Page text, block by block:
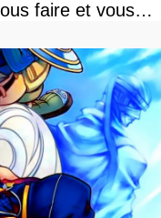
faire et vous